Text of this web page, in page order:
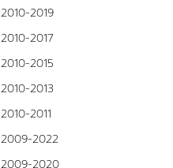
2010-2019
2010-2017
2010-2015
2010-2013
2010-2011
2009-2022
2009-2020